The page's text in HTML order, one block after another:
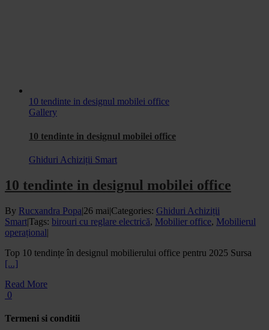
10 tendinte in designul mobilei office
Gallery
10 tendinte in designul mobilei office
Ghiduri Achiziții Smart
10 tendinte in designul mobilei office
By Rucxandra Popa|26 mai|Categories: Ghiduri Achiziții
Smart|Tags: birouri cu reglare electrică, Mobilier office, Mobilierul
operațional|
Top 10 tendințe în designul mobilierului office pentru 2025 Sursa
[...]
Read More
0
Termeni si conditii